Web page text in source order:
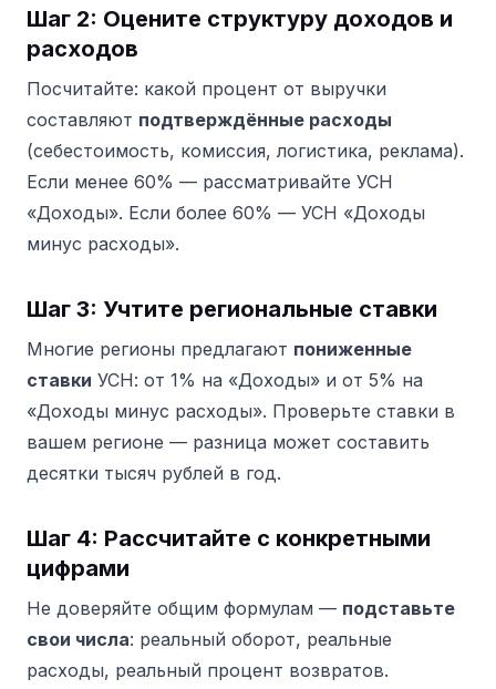
Шаг 2: Оцените структуру доходов и
расходов
Посчитайте: какой процент от выручки
составляют подтверждённые расходы
(себестоимость, комиссия, логистика, реклама).
Если менее 60% — рассматривайте УСН
«Доходы». Если более 60% — УСН «Доходы
минус расходы».
Шаг 3: Учтите региональные ставки
Многие регионы предлагают пониженные
ставки УСН: от 1% на «Доходы» и от 5% на
«Доходы минус расходы». Проверьте ставки в
вашем регионе — разница может составить
десятки тысяч рублей в год.
Шаг 4: Рассчитайте с конкретными
цифрами
Не доверяйте общим формулам — подставьте
свои числа: реальный оборот, реальные
расходы, реальный процент возвратов.